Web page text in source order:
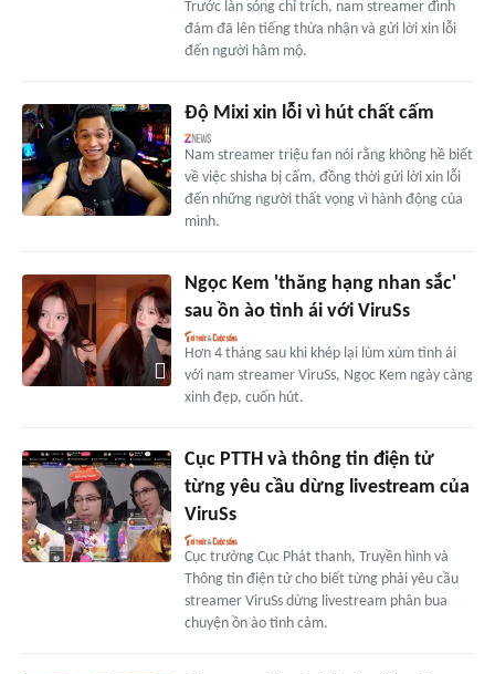
Trước làn sóng chỉ trích, nam streamer đình
đám đã lên tiếng thừa nhận và gửi lời xin lỗi
đến người hâm mộ.
Độ Mixi xin lỗi vì hút chất cấm
Nam streamer triệu fan nói rằng không hề biết
về việc shisha bị cấm, đồng thời gửi lời xin lỗi
đến những người thất vọng vì hành động của
mình.
Ngọc Kem 'thăng hạng nhan sắc'
sau ồn ào tình ái với ViruSs
Hơn 4 tháng sau khi khép lại lùm xùm tình ái
với nam streamer ViruSs, Ngọc Kem ngày càng
xinh đẹp, cuốn hút.
Cục PTTH và thông tin điện tử
từng yêu cầu dừng livestream của
ViruSs
Cục trưởng Cục Phát thanh, Truyền hình và
Thông tin điện tử cho biết từng phải yêu cầu
streamer ViruSs dừng livestream phân bua
chuyện ồn ào tình cảm.